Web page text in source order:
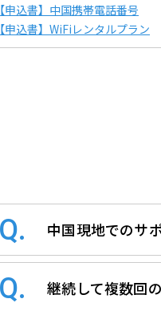
【申込書】中国携帯電話番号
【申込書】WiFiレンタルプラン
中国現地でのサ
継続して複数回